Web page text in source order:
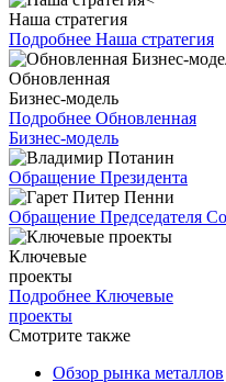
Наша стратегия
Подробнее Наша стратегия
Обновленная
Бизнес-модель
Подробнее Обновленная
Бизнес-модель
Обращение Президента
Обращение Председателя
Ключевые
проекты
Подробнее Ключевые
проекты
Смотрите также
Обзор рынка металлов